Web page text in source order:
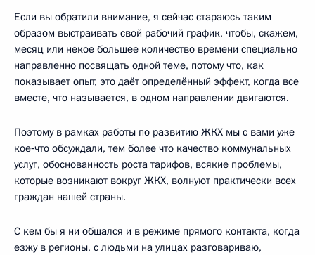
Если вы обратили внимание, я сейчас стараюсь таким
образом выстраивать свой рабочий график, чтобы, скажем,
месяц или некое большее количество времени специально
направленно посвящать одной теме, потому что, как
показывает опыт, это даёт определённый эффект, когда все
вместе, что называется, в одном направлении двигаются.
Поэтому в рамках работы по развитию ЖКХ мы с вами уже
кое‑что обсуждали, тем более что качество коммунальных
услуг, обоснованность роста тарифов, всякие проблемы,
которые возникают вокруг ЖКХ, волнуют практически всех
граждан нашей страны.
С кем бы я ни общался и в режиме прямого контакта, когда
езжу в регионы, с людьми на улицах разговариваю,